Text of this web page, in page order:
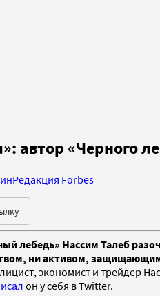
автор «Черного
Редакция Forbes
лебедь» Нассим Талеб
ни активом,
экономист и трейдер
он у себя в Twitter.